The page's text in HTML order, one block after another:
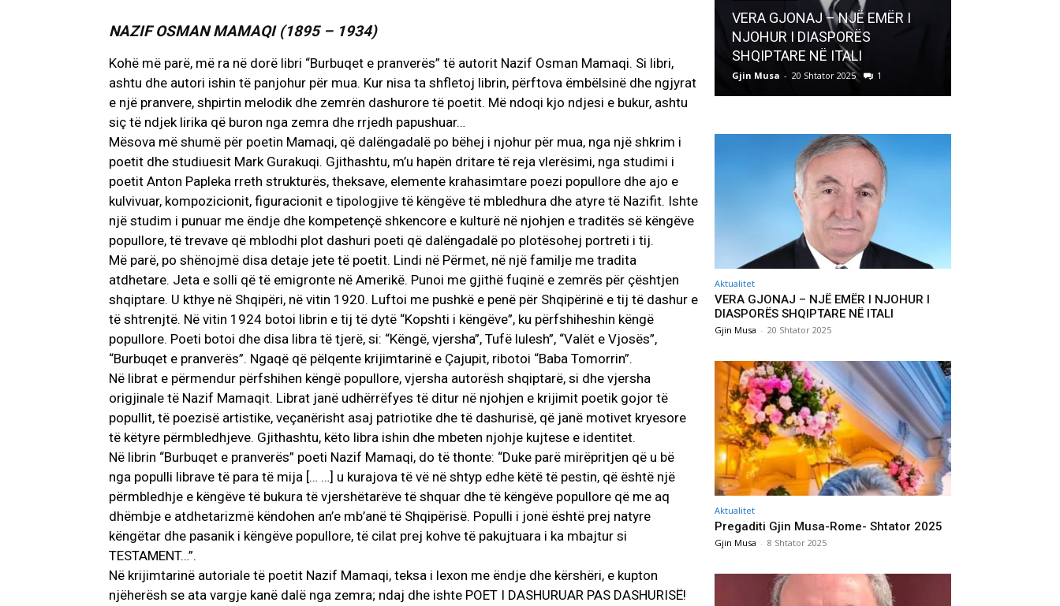
NAZIF OSMAN MAMAQI (1895 – 1934)
Kohë më parë, më ra në dorë libri “Burbuqet e pranverës” të autorit Nazif Osman Mamaqi. Si libri,
ashtu dhe autori ishin të panjohur për mua. Kur nisa ta shfletoj librin, përftova ëmbëlsinë dhe ngjyrat
e një pranvere, shpirtin melodik dhe zemrën dashurore të poetit. Më ndoqi kjo ndjesi e bukur, ashtu
siç të ndjek lirika që buron nga zemra dhe rrjedh papushuar…
Mësova më shumë për poetin Mamaqi, që dalëngadalë po bëhej i njohur për mua, nga një shkrim i
poetit dhe studiuesit Mark Gurakuqi. Gjithashtu, m’u hapën dritare të reja vlerësimi, nga studimi i
poetit Anton Papleka rreth strukturës, theksave, elemente krahasimtare poezi popullore dhe ajo e
kulvivuar, kompozicionit, figuracionit e tipologjive të këngëve të mbledhura dhe atyre të Nazifit. Ishte
një studim i punuar me ëndje dhe kompetençë shkencore e kulturë në njohjen e traditës së këngëve
popullore, të trevave që mblodhi plot dashuri poeti që dalëngadalë po plotësohej portreti i tij.
Më parë, po shënojmë disa detaje jete të poetit. Lindi në Përmet, në një familje me tradita
atdhetare. Jeta e solli që të emigronte në Amerikë. Punoi me gjithë fuqinë e zemrës për çështjen
shqiptare. U kthye në Shqipëri, në vitin 1920. Luftoi me pushkë e penë për Shqipërinë e tij të dashur e
të shtrenjtë. Në vitin 1924 botoi librin e tij të dytë “Kopshti i këngëve”, ku përfshiheshin këngë
popullore. Poeti botoi dhe disa libra të tjerë, si: “Këngë, vjersha”, Tufë lulesh”, “Valët e Vjosës”,
“Burbuqet e pranverës”. Ngaqë që pëlqente krijimtarinë e Çajupit, ribotoi “Baba Tomorrin”.
Në librat e përmendur përfshihen këngë popullore, vjersha autorësh shqiptarë, si dhe vjersha
origjinale të Nazif Mamaqit. Librat janë udhërrëfyes të ditur në njohjen e krijimit poetik gojor të
popullit, të poezisë artistike, veçanërisht asaj patriotike dhe të dashurisë, që janë motivet kryesore
të këtyre përmbledhjeve. Gjithashtu, këto libra ishin dhe mbeten njohje kujtese e identitet.
Në librin “Burbuqet e pranverës” poeti Nazif Mamaqi, do të thonte: “Duke parë mirëpritjen që u bë
nga populli librave të para të mija [… …] u kurajova të vë në shtyp edhe këtë të pestin, që është një
përmbledhje e këngëve të bukura të vjershëtarëve të shquar dhe të këngëve popullore që me aq
dhëmbje e atdhetarizmë këndohen an’e mb’anë të Shqipërisë. Populli i jonë është prej natyre
këngëtar dhe pasanik i këngëve popullore, të cilat prej kohve të pakujtuara i ka mbajtur si
TESTAMENT…”.
Në krijimtarinë autoriale të poetit Nazif Mamaqi, teksa i lexon me ëndje dhe kërshëri, e kupton
njëherësh se ata vargje kanë dalë nga zemra; ndaj dhe ishte POET I DASHURUAR PAS DASHURISË!
VERA GJONAJ – NJË EMËR I
NJOHUR I DIASPORËS
SHQIPTARE NË ITALI
Gjin Musa - 20 Shtator 2025 1
Aktualitet
VERA GJONAJ – NJË EMËR I NJOHUR I
DIASPORËS SHQIPTARE NË ITALI
Gjin Musa - 20 Shtator 2025
Aktualitet
Pregaditi Gjin Musa-Rome- Shtator 2025
Gjin Musa - 8 Shtator 2025